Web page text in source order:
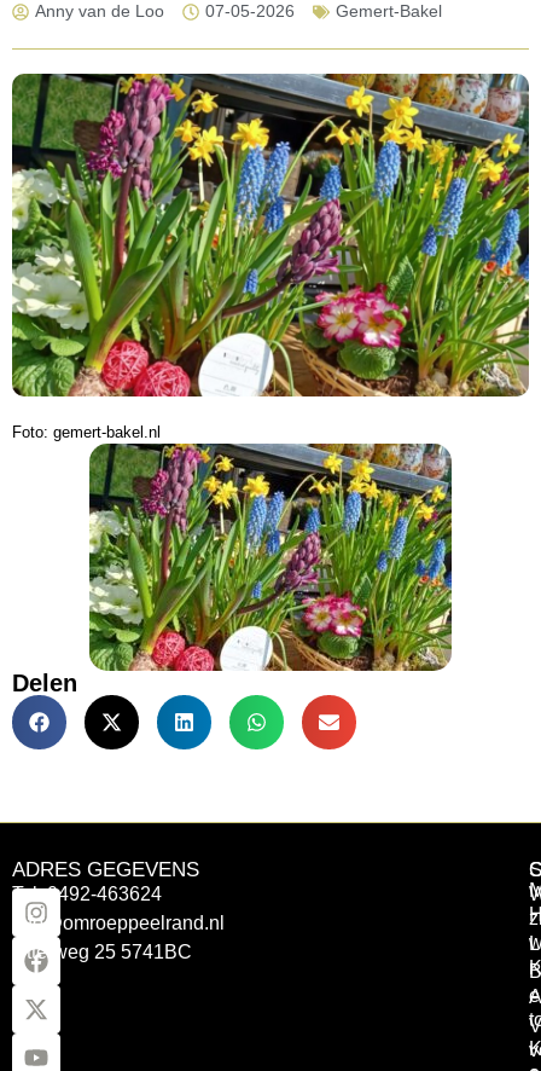
Anny van de Loo 07-05-2026 Gemert-Bakel
Foto: gemert-bakel.nl
Delen
ADRES GEGEVENS
Tel: 0492-463624
info@omroeppeelrand.nl
Otterweg 25 5741BC